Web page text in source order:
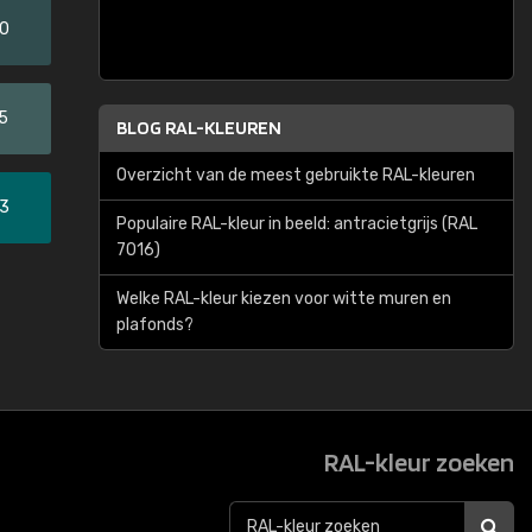
BLOG RAL-KLEUREN
Overzicht van de meest gebruikte RAL-kleuren
Populaire RAL-kleur in beeld: antracietgrijs (RAL
7016)
Welke RAL-kleur kiezen voor witte muren en
plafonds?
RAL-kleur zoeken